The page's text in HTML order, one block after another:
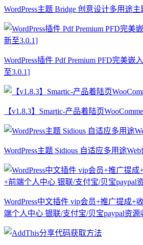
WordPress主题 Bridge 创意设计多用途主
WordPress插件 Pdf Premium PFD完美嵌
至3.0.1]
【v1.8.3】Smartic-产品着陆页
WordPress主题 Sidious 自适应多用途
WordPress中文插件 vip会员+推广提成+
端个人中心 银联/支付宝/贝宝paypal资源